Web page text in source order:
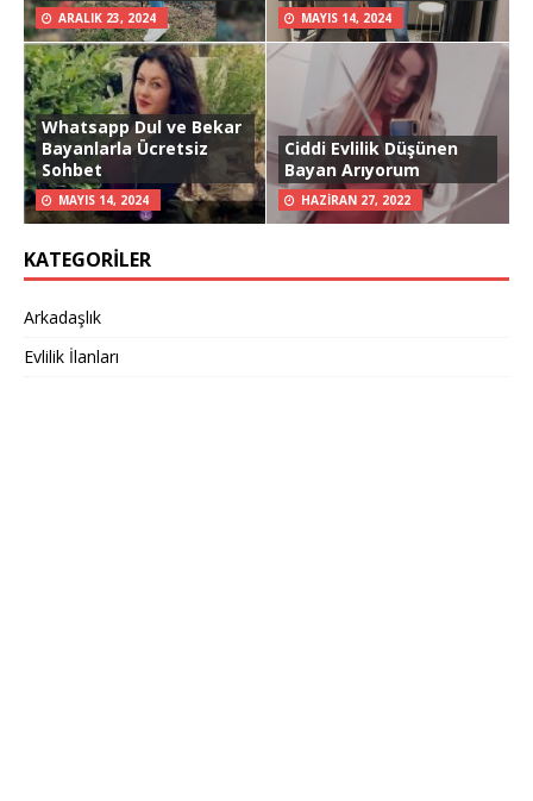
ARALIK 23, 2024 MAYIS 14, 2024
Whatsapp Dul ve Bekar
Bayanlarla Ücretsiz
Sohbet
MAYIS 14, 2024
Ciddi Evlilik Düşünen
Bayan Arıyorum
HAZIRAN 27, 2022
KATEGORILER
Arkadaşlık
Evlilik İlanları